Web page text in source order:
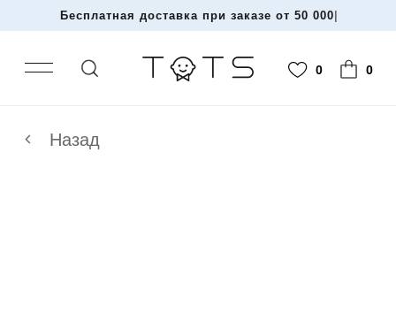
Бесплатная доставка при заказе от 50 000 те